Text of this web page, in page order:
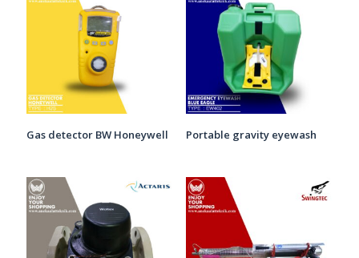
Gas detector BW Honeywell Portable gravity eyewash